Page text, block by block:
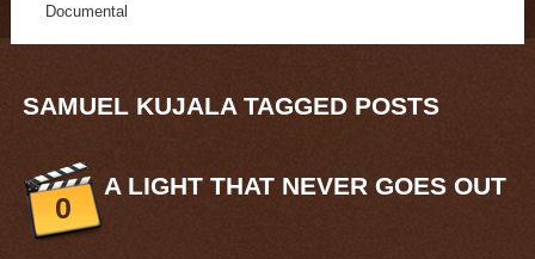
Documental
SAMUEL KUJALA TAGGED POSTS
0
A LIGHT THAT NEVER GOES OUT